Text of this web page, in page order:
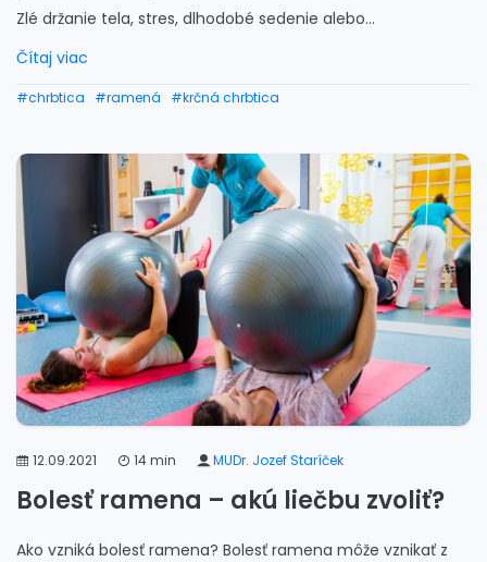
Zlé držanie tela, stres, dlhodobé sedenie alebo...
Čítaj viac
#chrbtica #ramená #krčná chrbtica
12.09.2021 14 min MUDr. Jozef Staríček
Bolesť ramena – akú liečbu zvoliť?
Ako vzniká bolesť ramena? Bolesť ramena môže vznikať z